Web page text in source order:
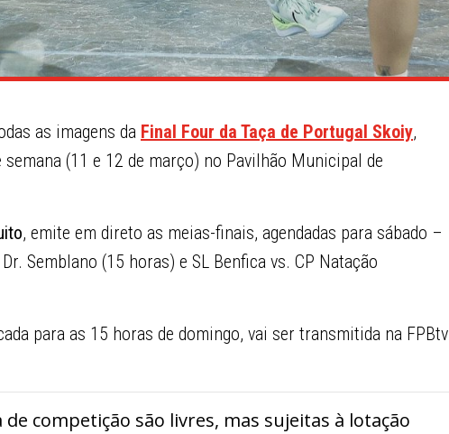
as imagens da Final Four da Taça de Portugal Skoiy,
(11 e 12 de março) no Pavilhão Municipal de
, emite em direto as meias-finais, agendadas para sábado –
Semblano (15 horas) e SL Benfica vs. CP Natação
para as 15 horas de domingo, vai ser transmitida na FPBtv
competição são livres, mas sujeitas à lotação